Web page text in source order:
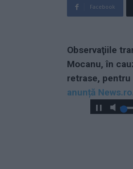
Facebook
Observaţiile
Mocanu, în
retrase,
anunță